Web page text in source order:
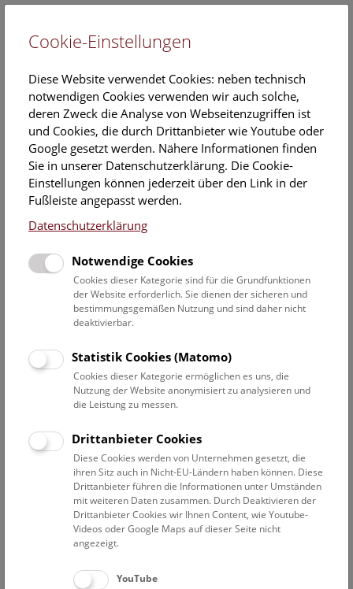
EN
Veranstaltungskalender
Informationen zu Gruppen,- Kindergarten- und
Schulprogrammen finden Siehier
Datumsfilter
28.5.2024
Datum auswählen
Erweiterte Suche
Filter zurücksetzen
28. Mai 2024
Bisher keine Ergebnisse. Dienstags ist das NHM Wien
in der Regel geschlossen. Ausnahmen finden sie
Cookie-Einstellungen
Diese Website verwendet Cookies: neben technisch
notwendigen Cookies verwenden wir auch solche,
deren Zweck die Analyse von Webseitenzugriffen ist
und Cookies, die durch Drittanbieter wie Youtube oder
Google gesetzt werden. Nähere Informationen finden
Sie in unserer Datenschutzerklärung. Die Cookie-
Einstellungen können jederzeit über den Link in der
Fußleiste angepasst werden.
Datenschutzerklärung
Notwendige Cookies
Cookies dieser Kategorie sind für die Grundfunktionen
der Website erforderlich. Sie dienen der sicheren und
bestimmungsgemäßen Nutzung und sind daher nicht
deaktivierbar.
Statistik Cookies (Matomo)
Cookies dieser Kategorie ermöglichen es uns, die
Nutzung der Website anonymisiert zu analysieren und
die Leistung zu messen.
Drittanbieter Cookies
Diese Cookies werden von Unternehmen gesetzt, die
ihren Sitz auch in Nicht-EU-Ländern haben können. Diese
Drittanbieter führen die Informationen unter Umständen
mit weiteren Daten zusammen. Durch Deaktivieren der
Drittanbieter Cookies wir Ihnen Content, wie Youtube-
Videos oder Google Maps auf dieser Seite nicht
angezeigt.
YouTube